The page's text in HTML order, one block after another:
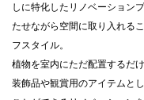
しに特化したリノベーション
たせながら空間に取り入れる
フスタイル。
植物を室内にただ配置するだ
装飾品や観賞用のアイテムと